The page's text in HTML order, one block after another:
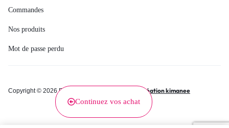
Continuez vos achat
Commandes
Nos produits
Mot de passe perdu
Copyright © 2026 Renée, Tous droits réservés. Création kimanee